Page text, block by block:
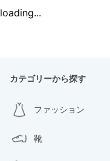
loading...
カテゴリーから探す
ファッション
靴